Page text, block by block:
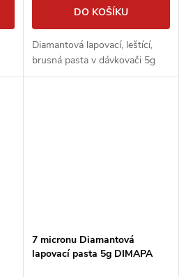
DO KOŠÍKU
Diamantová lapovací, leštící,
brusná pasta v dávkovači 5g
7 micronu Diamantová
lapovací pasta 5g DIMAPA